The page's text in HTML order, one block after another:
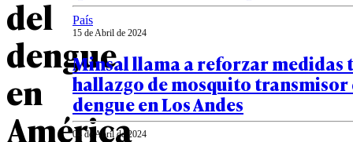
del
dengue
en
América
País
15 de Abril de 2024
Minsal llama a reforzar medidas
hallazgo de mosquito transmisor
dengue en Los Andes
04 de Abril de 2024